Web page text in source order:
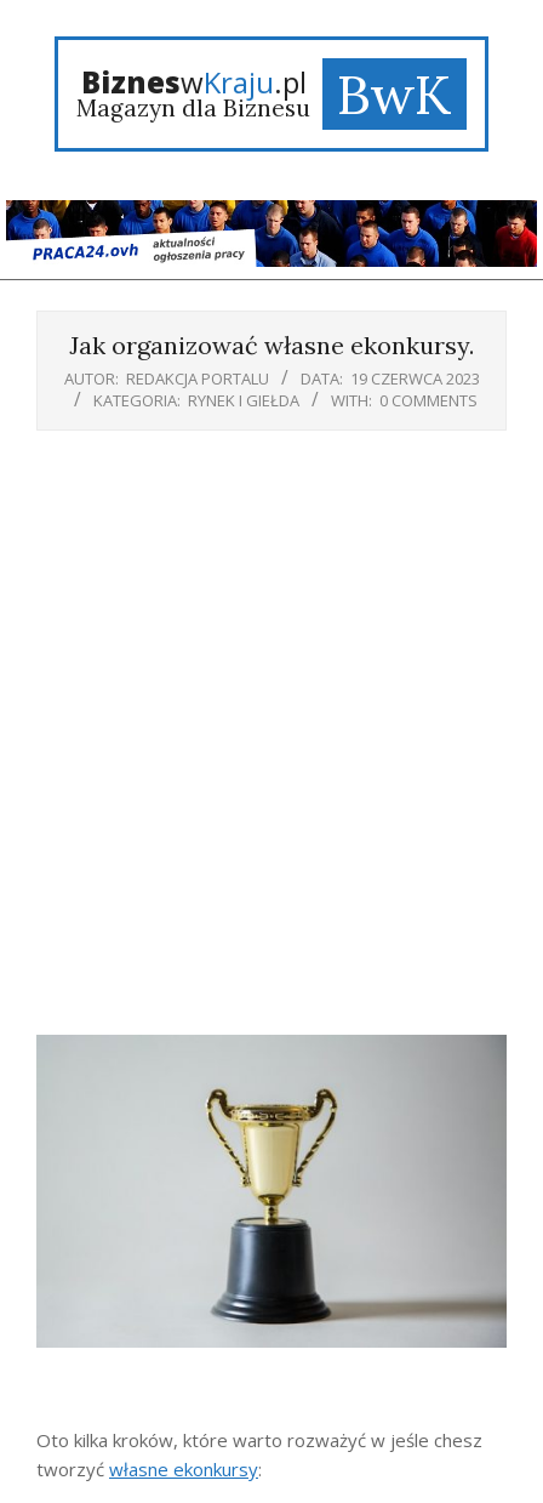
BizneswKraju.pl
Magazyn dla Biznesu BwK
Jak organizować własne ekonkursy.
AUTOR: REDAKCJA PORTALU DATA: 19 CZERWCA 2023
KATEGORIA: RYNEK I GIEŁDA WITH: 0 COMMENTS
Oto kilka kroków, które warto rozważyć w jeśle chesz
tworzyć własne ekonkursy: